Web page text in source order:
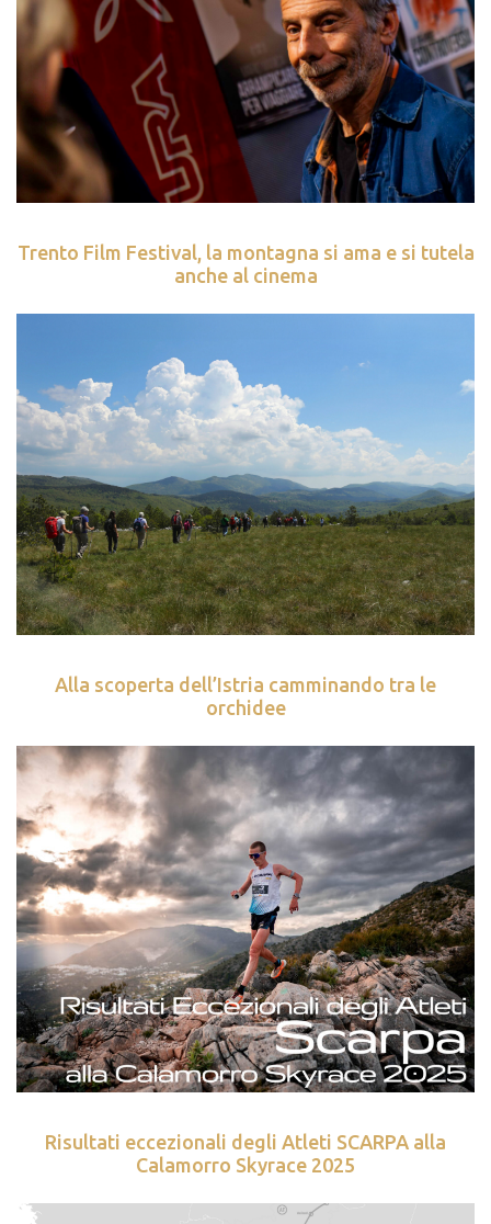
Trento Film Festival, la montagna si ama e si tutela
anche al cinema
Alla scoperta dell’Istria camminando tra le
orchidee
Risultati eccezionali degli Atleti SCARPA alla
Calamorro Skyrace 2025